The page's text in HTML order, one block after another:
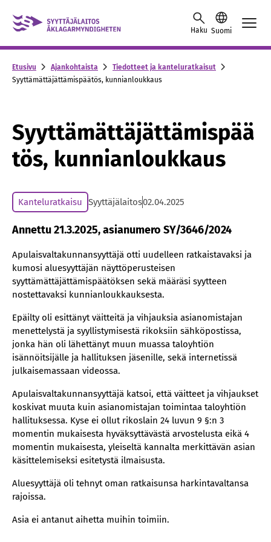
Skip to content -saavutettavuusohje
Haku Suomi
Etusivu Ajankohtaista
Tiedotteet ja kanteluratkaisut
Syyttämättäjättämispäätös, kunnianloukkaus
Syyttämättäjättämispää
tös, kunnianloukkaus
Kanteluratkaisu Syyttäjälaitos02.04.2025
Annettu 21.3.2025, asianumero SY/3646/2024
Apulaisvaltakunnansyyttäjä otti uudelleen ratkaistavaksi ja
kumosi aluesyyttäjän näyttöperusteisen
syyttämättäjättämispäätöksen sekä määräsi syytteen
nostettavaksi kunnianloukkauksesta.
Epäilty oli esittänyt väitteitä ja vihjauksia asianomistajan
menettelystä ja syyllistymisestä rikoksiin sähköpostissa,
jonka hän oli lähettänyt muun muassa taloyhtiön
isännöitsijälle ja hallituksen jäsenille, sekä internetissä
julkaisemassaan videossa.
Apulaisvaltakunnansyyttäjä katsoi, että väitteet ja vihjaukset
koskivat muuta kuin asianomistajan toimintaa taloyhtiön
hallituksessa. Kyse ei ollut rikoslain 24 luvun 9 §:n 3
momentin mukaisesta hyväksyttävästä arvostelusta eikä 4
momentin mukaisesta, yleiseltä kannalta merkittävän asian
käsittelemiseksi esitetystä ilmaisusta.
Aluesyyttäjä oli tehnyt oman ratkaisunsa harkintavaltansa
rajoissa.
Asia ei antanut aihetta muihin toimiin.